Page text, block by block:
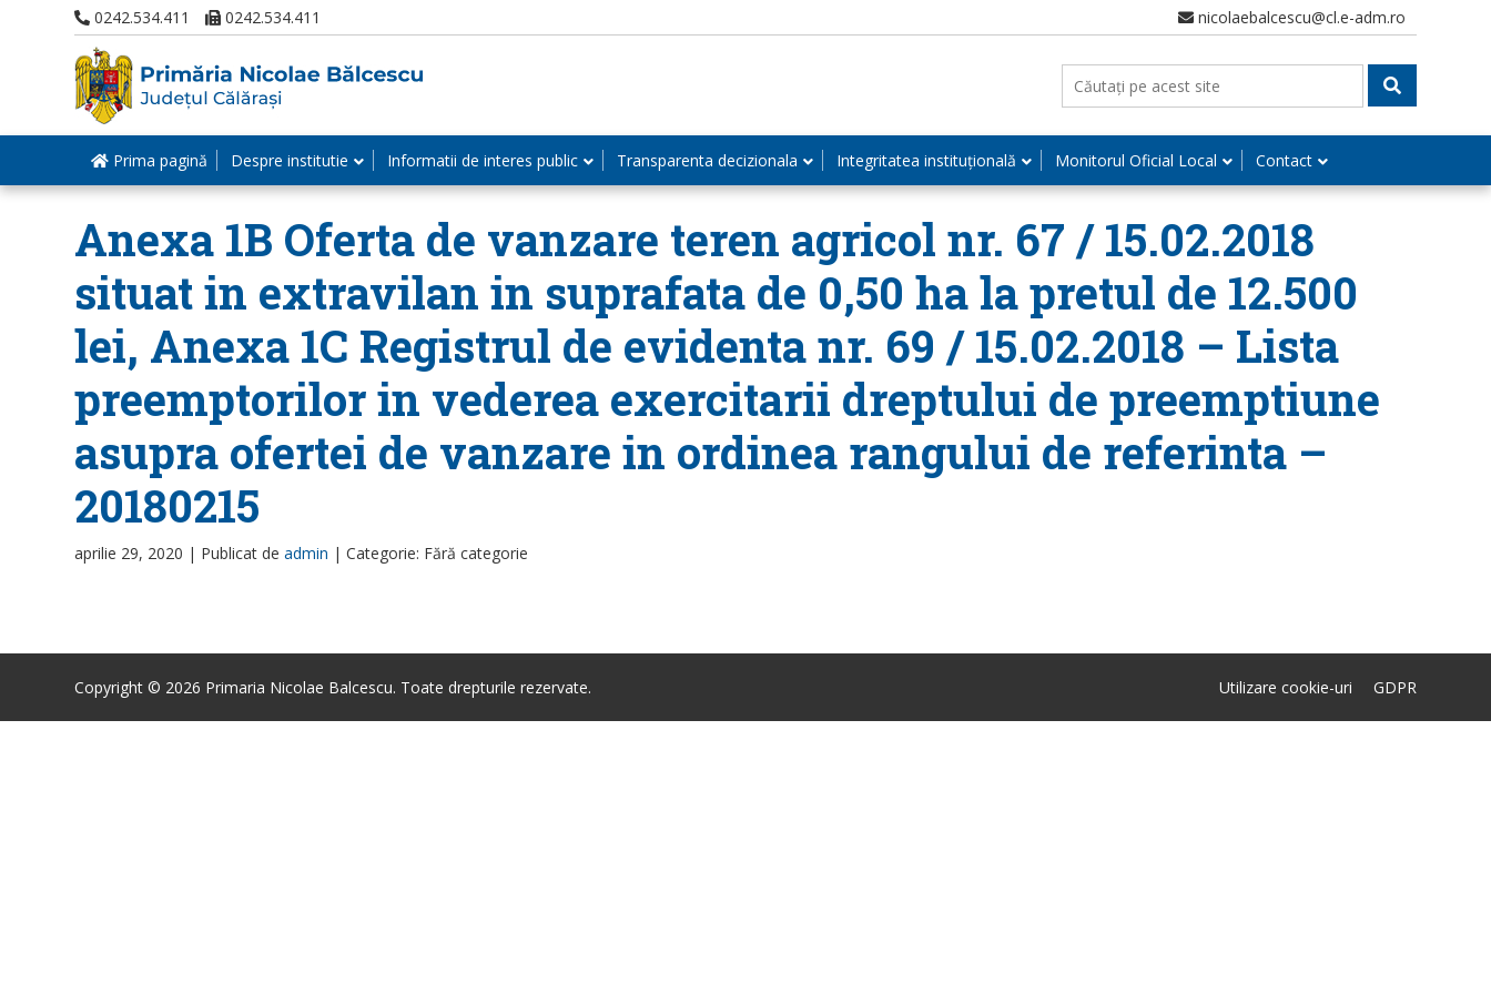
0242.534.411 0242.534.411 nicolaebalcescu@cl.e-adm.ro
Prima pagină Despre institutie Informatii de interes public Transparenta decizionala Integritatea instituțională Monitorul Oficial Local Contact
Anexa 1B Oferta de vanzare teren agricol nr. 67 / 15.02.2018
situat in extravilan in suprafata de 0,50 ha la pretul de 12.500
lei, Anexa 1C Registrul de evidenta nr. 69 / 15.02.2018 – Lista
preemptorilor in vederea exercitarii dreptului de preemptiune
asupra ofertei de vanzare in ordinea rangului de referinta –
20180215
aprilie 29, 2020 | Publicat de admin | Categorie: Fără categorie
Copyright © 2026 Primaria Nicolae Balcescu. Toate drepturile rezervate. Utilizare cookie-uri GDPR